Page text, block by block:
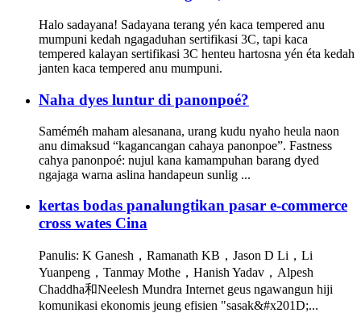
Halo sadayana! Sadayana terang yén kaca tempered anu
mumpuni kedah ngagaduhan sertifikasi 3C, tapi kaca
tempered kalayan sertifikasi 3C henteu hartosna yén éta kedah
janten kaca tempered anu mumpuni.
Naha dyes luntur di panonpoé?
Saméméh maham alesanana, urang kudu nyaho heula naon
anu dimaksud “kagancangan cahaya panonpoe”. Fastness
cahya panonpoé: nujul kana kamampuhan barang dyed
ngajaga warna aslina handapeun sunlig ...
kertas bodas panalungtikan pasar e-commerce
cross wates Cina
Panulis: K Ganesh，Ramanath KB，Jason D Li，Li
Yuanpeng，Tanmay Mothe，Hanish Yadav，Alpesh
Chaddha和Neelesh Mundra Internet geus ngawangun hiji
komunikasi ekonomis jeung efisien "sasak&#x201D;...